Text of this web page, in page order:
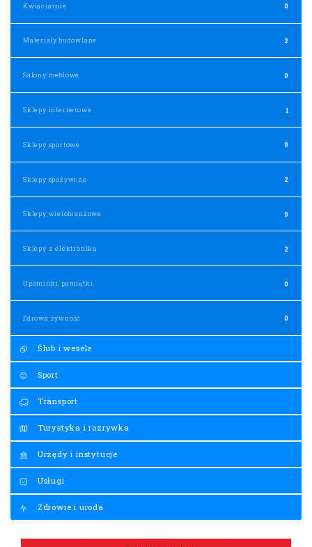
Kwiaciarnie 0
Materiały budowlane 2
Salony meblowe 0
Sklepy internetowe 1
Sklepy sportowe 0
Sklepy spożywcze 2
Sklepy wielobranżowe 0
Sklepy z elektroniką 2
Upominki, pamiątki 0
Zdrowa żywność 0
Ślub i wesele
Sport
Transport
Turystyka i rozrywka
Urzędy i instytucje
Usługi
Zdrowie i uroda